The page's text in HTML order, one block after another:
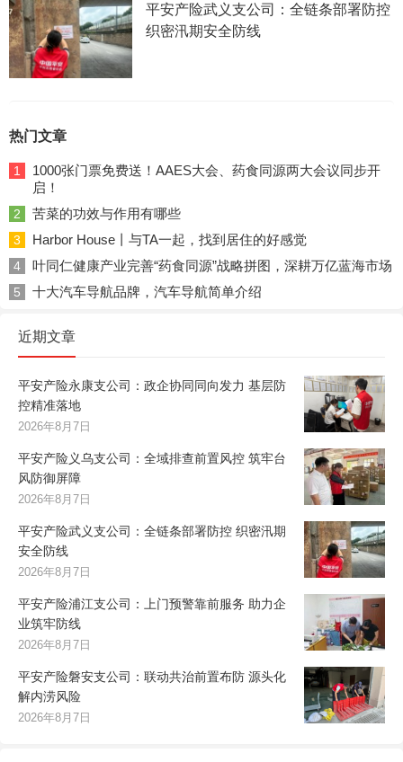
平安产险武义支公司：全链条部署防控
织密汛期安全防线
热门文章
1
1000张门票免费送！AAES大会、药食同源两大会议同步开
启！
2 苦菜的功效与作用有哪些
3 Harbor House丨与TA一起，找到居住的好感觉
4 叶同仁健康产业完善“药食同源”战略拼图，深耕万亿蓝海市场
5 十大汽车导航品牌，汽车导航简单介绍
近期文章
平安产险永康支公司：政企协同同向发力 基层防
控精准落地
2026年8月7日
平安产险义乌支公司：全域排查前置风控 筑牢台
风防御屏障
2026年8月7日
平安产险武义支公司：全链条部署防控 织密汛期
安全防线
2026年8月7日
平安产险浦江支公司：上门预警靠前服务 助力企
业筑牢防线
2026年8月7日
平安产险磐安支公司：联动共治前置布防 源头化
解内涝风险
2026年8月7日